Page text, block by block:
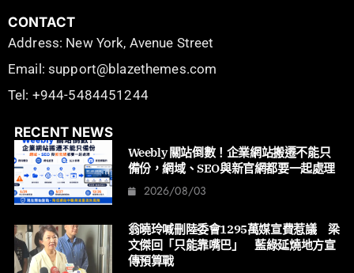
CONTACT
Address: New York, Avenue Street
Email: support@blazethemes.com
Tel: +944-5484451244
RECENT NEWS
Weebly 關站倒數！企業網站搬遷不能只
備份，網域、SEO與新官網都要一起處理
2026/08/03
翁曉玲喊刪陸委會1295萬媒宣費惹議 梁
文傑回「只能靠嘴巴」 藍綠延燒地方宣
傳預算戰